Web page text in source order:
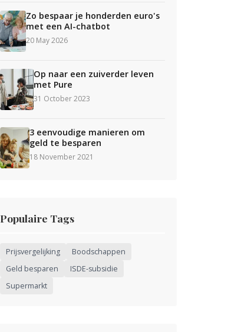
Zo bespaar je honderden euro's
met een AI-chatbot
20 May 2026
Op naar een zuiverder leven
met Pure
31 October 2023
3 eenvoudige manieren om
geld te besparen
18 November 2021
Populaire Tags
Prijsvergelijking
Boodschappen
Geld besparen
ISDE-subsidie
Supermarkt